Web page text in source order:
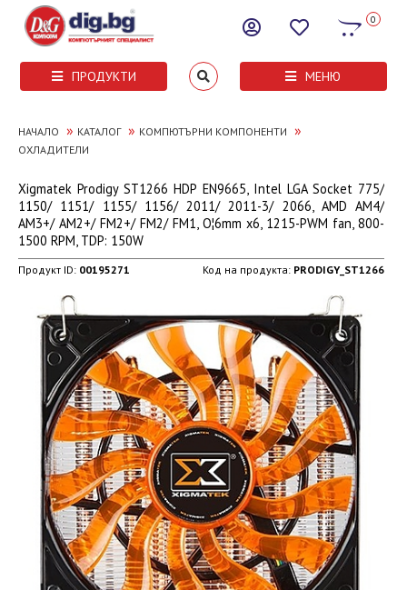
0
ПРОДУКТИ МЕНЮ
НАЧАЛО » КАТАЛОГ » КОМПЮТЪРНИ КОМПОНЕНТИ »
ОХЛАДИТЕЛИ
Xigmatek Prodigy ST1266 HDP EN9665, Intel LGA Socket 775/
1150/ 1151/ 1155/ 1156/ 2011/ 2011-3/ 2066, AMD AM4/
AM3+/ AM2+/ FM2+/ FM2/ FM1, О¦6mm x6, 1215-PWM fan, 800-
1500 RPM, TDP: 150W
Продукт ID: 00195271 Код на продукта: PRODIGY_ST1266